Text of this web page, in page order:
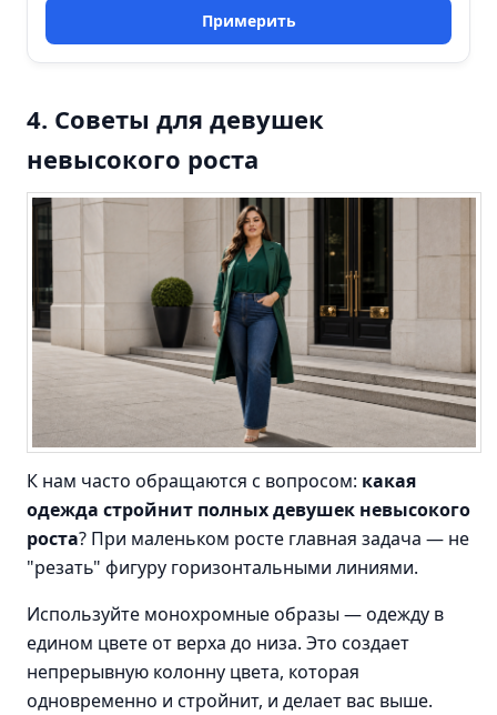
Примерить
4. Советы для девушек
невысокого роста
К нам часто обращаются с вопросом: какая
одежда стройнит полных девушек невысокого
роста? При маленьком росте главная задача — не
"резать" фигуру горизонтальными линиями.
Используйте монохромные образы — одежду в
едином цвете от верха до низа. Это создает
непрерывную колонну цвета, которая
одновременно и стройнит, и делает вас выше.